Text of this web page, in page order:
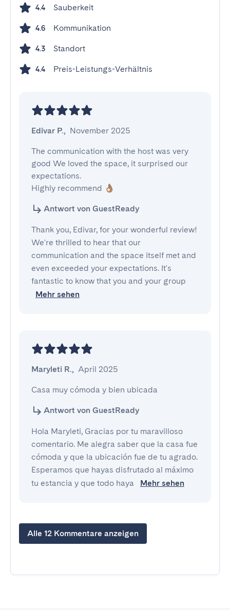
4.4 Sauberkeit
4.6 Kommunikation
4.3 Standort
4.4 Preis-Leistungs-Verhältnis
Edivar P., November 2025
The communication with the host was very
good We loved the space, it surprised our
expectations.
Highly recommend 👌🏽
Antwort von GuestReady
Thank you, Edivar, for your wonderful review!
We're thrilled to hear that our
communication and the space itself met and
even exceeded your expectations. It's
fantastic to know that you and your group
Mehr sehen
Maryleti R., April 2025
Casa muy cómoda y bien ubicada
Antwort von GuestReady
Hola Maryleti, Gracias por tu maravilloso
comentario. Me alegra saber que la casa fue
cómoda y que la ubicación fue de tu agrado.
Esperamos que hayas disfrutado al máximo
tu estancia y que todo haya
Mehr sehen
Alle 12 Kommentare anzeigen